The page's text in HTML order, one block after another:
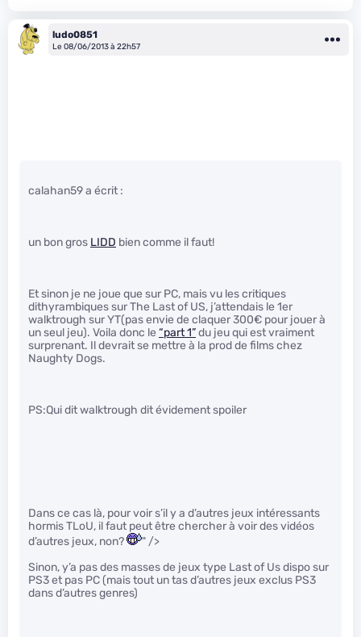
ludo0851
Le 08/06/2013 à 22h57
calahan59 a écrit :
un bon gros LIDD bien comme il faut!
Et sinon je ne joue que sur PC, mais vu les critiques
dithyrambiques sur The Last of US, j’attendais le 1er
walktrough sur YT(pas envie de claquer 300€ pour jouer à
un seul jeu). Voila donc le “part 1”du jeu qui est vraiment
surprenant. Il devrait se mettre à la prod de films chez
Naughty Dogs.
PS:Qui dit walktrough dit évidement spoiler
Dans ce cas là, pour voir s’il y a d’autres jeux intéressants
hormis TLoU, il faut peut être chercher à voir des vidéos
d’autres jeux, non?
" />
Sinon, y’a pas des masses de jeux type Last of Us dispo sur
PS3 et pas PC (mais tout un tas d’autres jeux exclus PS3
dans d’autres genres)